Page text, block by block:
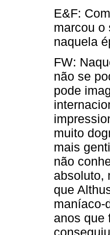
E&F:
marcou o
naquela
FW:
não se
pode
muito
mais
não
absoluto,
que
maníaco-
anos que